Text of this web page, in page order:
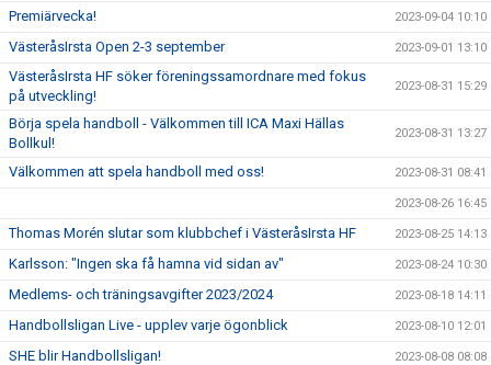
Premiärvecka! 2023-09-04 10:10
VästeråsIrsta Open 2-3 september 2023-09-01 13:10
VästeråsIrsta HF söker föreningssamordnare med fokus
på utveckling!
2023-08-31 15:29
Börja spela handboll - Välkommen till ICA Maxi Hällas
Bollkul!
2023-08-31 13:27
Välkommen att spela handboll med oss! 2023-08-31 08:41
2023-08-26 16:45
Thomas Morén slutar som klubbchef i VästeråsIrsta HF 2023-08-25 14:13
Karlsson: "Ingen ska få hamna vid sidan av" 2023-08-24 10:30
Medlems- och träningsavgifter 2023/2024 2023-08-18 14:11
Handbollsligan Live - upplev varje ögonblick 2023-08-10 12:01
SHE blir Handbollsligan! 2023-08-08 08:08